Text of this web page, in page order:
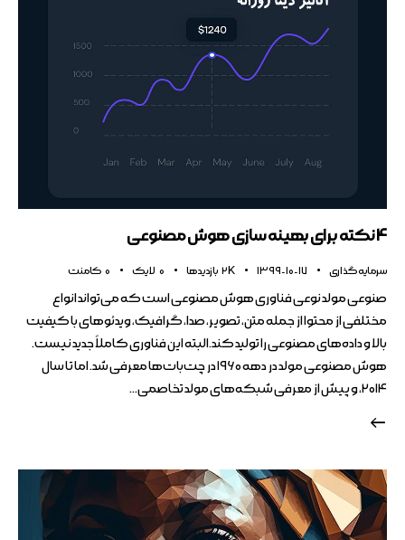
4 نکته برای بهینه سازی هوش مصنوعی
سرمایه گذاری 1399-10-17
2K بازدیدها 0 لایک 0 کامنت
صنوعی مولد نوعی فناوری هوش مصنوعی است که می‌تواند انواع
مختلفی از محتوا از جمله متن، تصویر، صدا، گرافیک، ویدئوهای با کیفیت
بالا و داده‌های مصنوعی را تولید کند.البته این فناوری کاملاً جدید نیست.
هوش مصنوعی مولد در دهه ۱۹۶۰ در چت‌بات‌ها معرفی شد. اما تا سال
۲۰۱۴، و پیش از معرفی شبکه‌های مولد تخاصمی…